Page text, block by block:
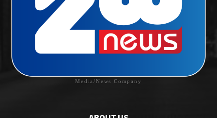
Media/News Company